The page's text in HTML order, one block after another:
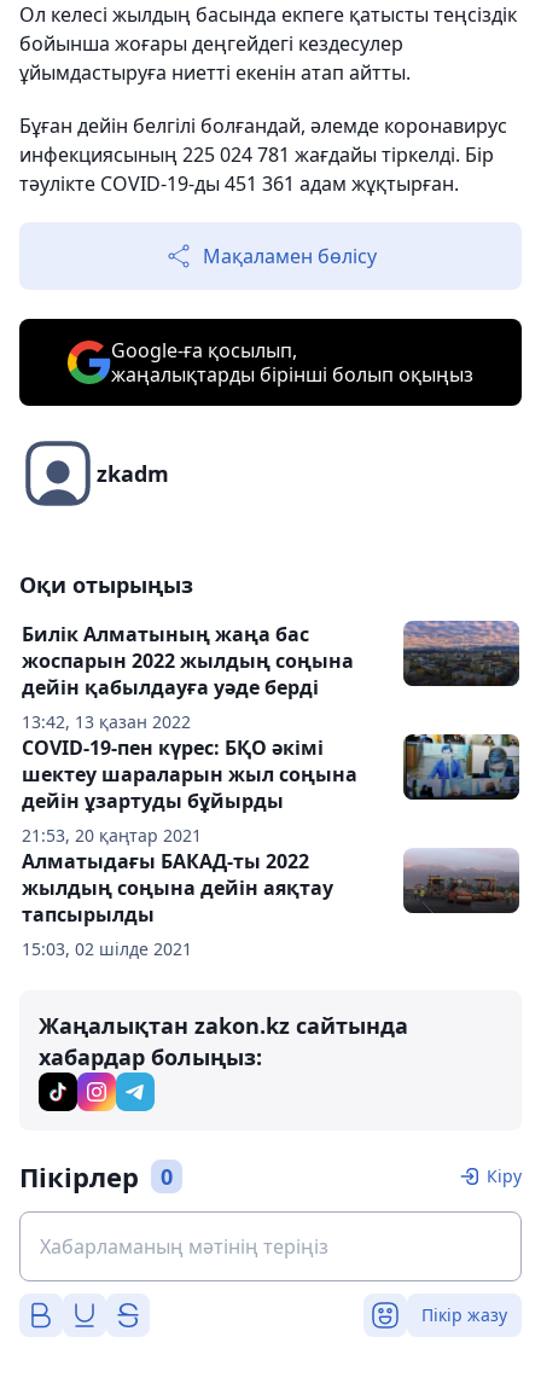
Ол келесі жылдың басында екпеге қатысты теңсіздік
бойынша жоғары деңгейдегі кездесулер
ұйымдастыруға ниетті екенін атап айтты.
Бұған дейін белгілі болғандай, әлемде коронавирус
инфекциясының 225 024 781 жағдайы тіркелді. Бір
тәулікте COVID-19-ды 451 361 адам жұқтырған.
Мақаламен бөлісу
Google-ға қосылып,
жаңалықтарды бірінші болып оқыңыз
zkadm
Оқи отырыңыз
13:42, 13 қазан 2022
Билік Алматының жаңа бас
жоспарын 2022 жылдың соңына
дейін қабылдауға уәде берді
21:53, 20 қаңтар 2021
COVID-19-пен күрес: БҚО әкімі
шектеу шараларын жыл соңына
дейін ұзартуды бұйырды
15:03, 02 шілде 2021
Алматыдағы БАКАД-ты 2022
жылдың соңына дейін аяқтау
тапсырылды
Жаңалықтан zakon.kz сайтында
хабардар болыңыз:
Пікірлер 0 Кіру
Пікір жазу